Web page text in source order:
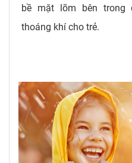
bề mặt lõm bên trong
thoáng khí cho trẻ.